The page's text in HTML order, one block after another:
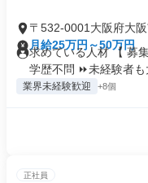
〒532-0001大阪府大
月給25万円～50万円
求めている人材 【 募
学歴不問 ⏩未経験者も
業界未経験歓迎 +8個
正社員